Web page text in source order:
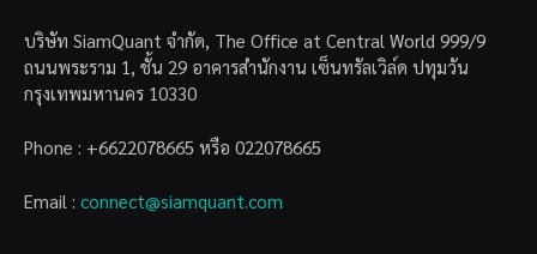
บริษัท SiamQuant จำกัด, The Office at Central World 999/9
ถนนพระราม 1, ชั้น 29 อาคารสำนักงาน เซ็นทรัลเวิล์ด ปทุมวัน
กรุงเทพมหานคร 10330
Phone : +6622078665 หรือ 022078665
Email : connect@siamquant.com